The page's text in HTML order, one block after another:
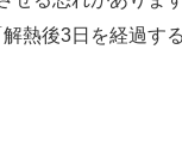
熱後3日を経過す